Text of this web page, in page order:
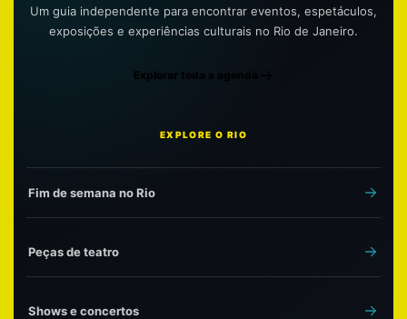
Um guia independente para encontrar eventos, espetáculos,
exposições e experiências culturais no Rio de Janeiro.
Explorar toda a agenda
EXPLORE O RIO
Fim de semana no Rio
Peças de teatro
Shows e concertos